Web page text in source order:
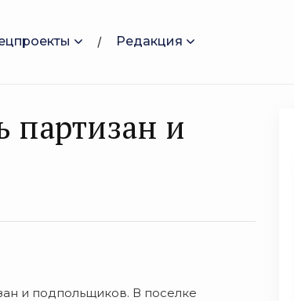
Редакция
партизан и
и подпольщиков. В поселке